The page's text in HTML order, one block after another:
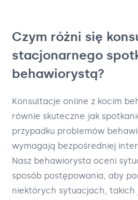
Czym różni się
stacjonarnego
behawiorystą?
Konsultacje online z kocim
równie skuteczne jak
przypadku problemów
wymagają bezpośredniej
Nasz behawiorysta oceni
sposób postępowania, aby
niektórych sytuacjach,